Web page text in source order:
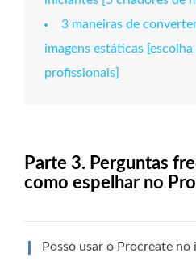
3 maneiras de
imagens estáticas
profissionais]
Parte 3. Perguntas
como espelhar no
Posso usar o Procreate no